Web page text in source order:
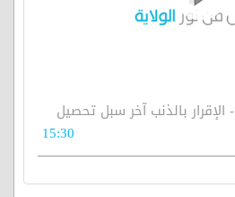
مصباح الهداية 307 - الإقرار بالذنب آخر سبل تحصيل
15:30